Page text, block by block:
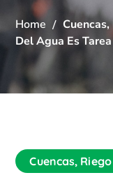
Home
Del Agua Es
Cuencas,